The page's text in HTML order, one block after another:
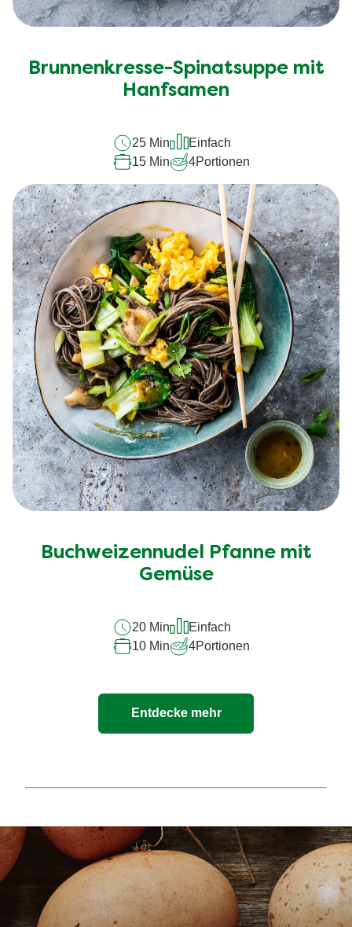
Brunnenkresse-Spinatsuppe mit
Hanfsamen
25 Min
Einfach
15 Min
4Portionen
Buchweizennudel Pfanne mit
Gemüse
20 Min
Einfach
10 Min
4Portionen
Entdecke mehr